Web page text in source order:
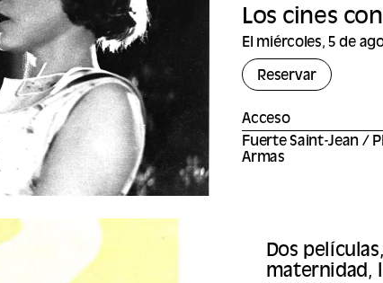
Los cines
El miércoles, 5 de
Reservar
Acceso
Fuerte Saint-Jean /
Armas
Dos
maternidad,